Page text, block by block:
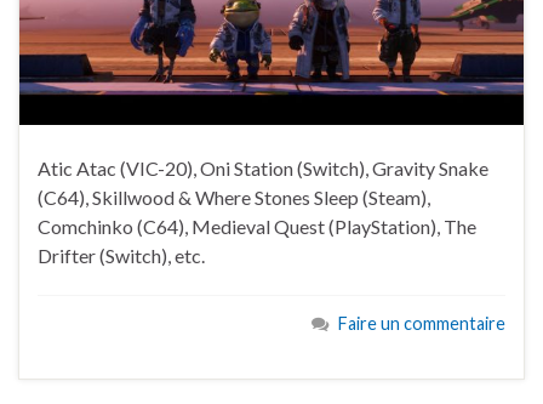
Atic Atac (VIC-20), Oni Station (Switch), Gravity Snake
(C64), Skillwood & Where Stones Sleep (Steam),
Comchinko (C64), Medieval Quest (PlayStation), The
Drifter (Switch), etc.
Faire un commentaire